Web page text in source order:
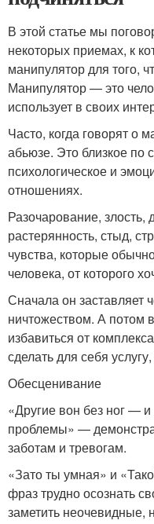
В этой статье мы
некоторых приемах, к
манипулятор для того,
Манипулятор — это
использует в своих
Часто, когда говорят о
абьюзе. Это близкое по
психологическое и
отношениях.
Разочарование, злость,
растерянность, стыд,
чувства, которые
человека, от которого
Сначала он заставляет
ничтожеством. А потом
избавиться от
сделать для себя
Обесценивание
«Другие вон без ног —
проблемы» —
заботам и тревогам.
«Зато ты умная» и
фраз трудно осознать
заметить неочевидные,